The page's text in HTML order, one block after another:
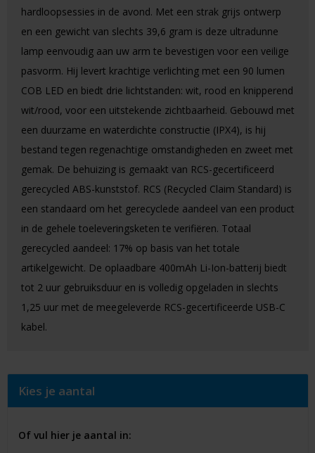
hardloopsessies in de avond. Met een strak grijs ontwerp
en een gewicht van slechts 39,6 gram is deze ultradunne
lamp eenvoudig aan uw arm te bevestigen voor een veilige
pasvorm. Hij levert krachtige verlichting met een 90 lumen
COB LED en biedt drie lichtstanden: wit, rood en knipperend
wit/rood, voor een uitstekende zichtbaarheid. Gebouwd met
een duurzame en waterdichte constructie (IPX4), is hij
bestand tegen regenachtige omstandigheden en zweet met
gemak. De behuizing is gemaakt van RCS-gecertificeerd
gerecycled ABS-kunststof. RCS (Recycled Claim Standard) is
een standaard om het gerecyclede aandeel van een product
in de gehele toeleveringsketen te verifiëren. Totaal
gerecycled aandeel: 17% op basis van het totale
artikelgewicht. De oplaadbare 400mAh Li-Ion-batterij biedt
tot 2 uur gebruiksduur en is volledig opgeladen in slechts
1,25 uur met de meegeleverde RCS-gecertificeerde USB-C
kabel.
Kies je aantal
Of vul hier je aantal in: